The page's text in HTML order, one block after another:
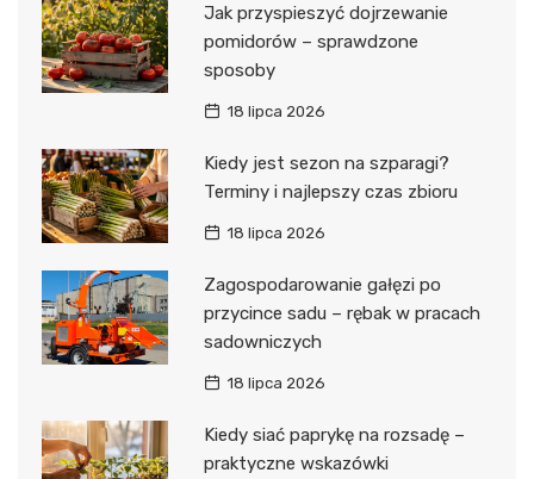
Jak przyspieszyć dojrzewanie
pomidorów – sprawdzone
sposoby
18 lipca 2026
Kiedy jest sezon na szparagi?
Terminy i najlepszy czas zbioru
18 lipca 2026
Zagospodarowanie gałęzi po
przycince sadu – rębak w pracach
sadowniczych
18 lipca 2026
Kiedy siać paprykę na rozsadę –
praktyczne wskazówki